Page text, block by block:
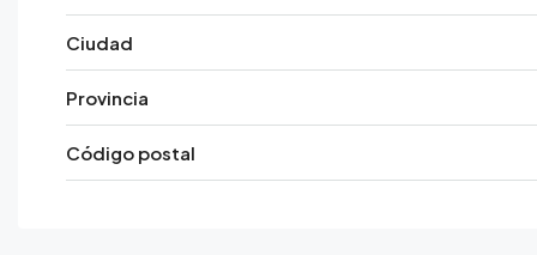
Ciudad
Provincia
Código postal